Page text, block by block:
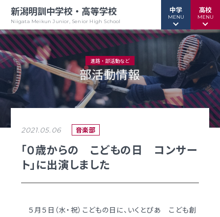
新潟明訓中学校・高等学校
Niigata Meikun Junior, Senior High School
中学
MENU
緊急情報 お問い合わせ
教育方針
明訓の学び GSC
高校
MENU
緊急情報 お問い合わせ
教育方針
学校案内
進路・部活動など
部活動情報
2021.05.06 音楽部
「０歳からの こどもの日 コンサー
ト」に出演しました
５月５日（水・祝）こどもの日に、いくとぴあ こども創